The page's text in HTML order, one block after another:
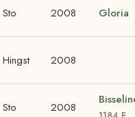
Sto 2008 Gloria
Hingst 2008
Sto 2008